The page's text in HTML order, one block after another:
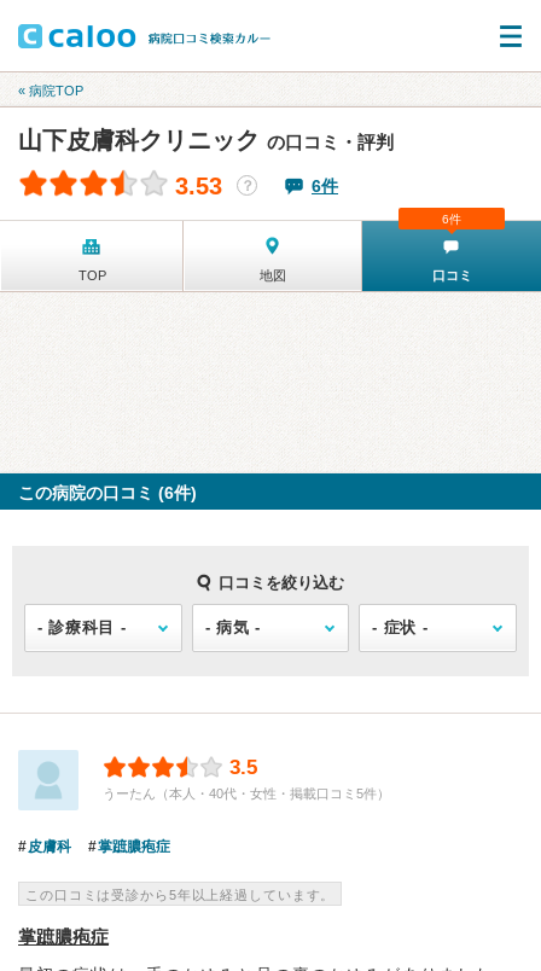
« 病院TOP
山下皮膚科クリニック の口コミ・評判
3.53 ？ 6件
TOP 地図 口コミ
6件
この病院の口コミ (6件)
口コミを絞り込む
3.5
うーたん（本人・40代・女性・掲載口コミ5件）
皮膚科 掌蹠膿疱症
この口コミは受診から5年以上経過しています。
掌蹠膿疱症